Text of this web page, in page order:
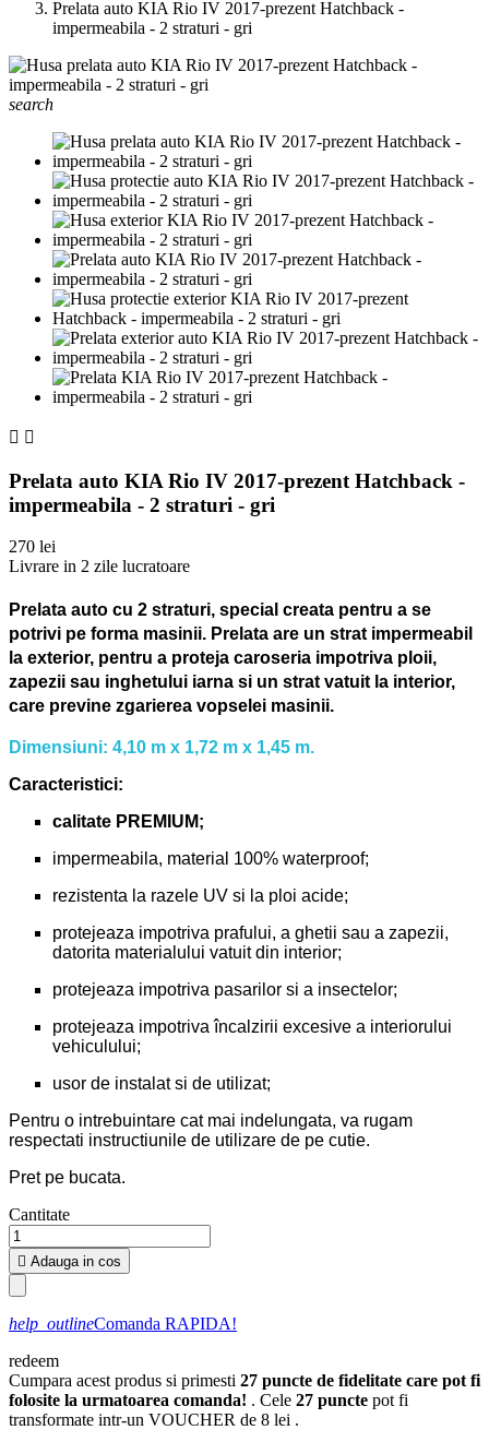
Prelata auto KIA Rio IV 2017-prezent Hatchback -
impermeabila - 2 straturi - gri
search
 
Prelata auto KIA Rio IV 2017-prezent Hatchback -
impermeabila - 2 straturi - gri
270 lei
Livrare in 2 zile lucratoare
Prelata auto cu 2 straturi, special creata pentru a se
potrivi pe forma masinii. Prelata are un strat impermeabil
la exterior, pentru a proteja caroseria impotriva ploii,
zapezii sau inghetului iarna si un strat vatuit la interior,
care previne zgarierea vopselei masinii.
Dimensiuni: 4,10 m x 1,72 m x 1,45 m.
Caracteristici:
calitate PREMIUM;
impermeabila, material 100% waterproof;
rezistenta la razele UV si la ploi acide;
protejeaza impotriva prafului, a ghetii sau a zapezii,
datorita materialului vatuit din interior;
protejeaza impotriva pasarilor si a insectelor;
protejeaza impotriva încalzirii excesive a interiorului
vehiculului;
usor de instalat si de utilizat;
Pentru o intrebuintare cat mai indelungata, va rugam
respectati instructiunile de utilizare de pe cutie.
Pret pe bucata.
Cantitate
 Adauga in cos
help_outlineComanda RAPIDA!
redeem
Cumpara acest produs si primesti 27 puncte de fidelitate care pot fi
folosite la urmatoarea comanda! . Cele 27 puncte pot fi
transformate intr-un VOUCHER de 8 lei .